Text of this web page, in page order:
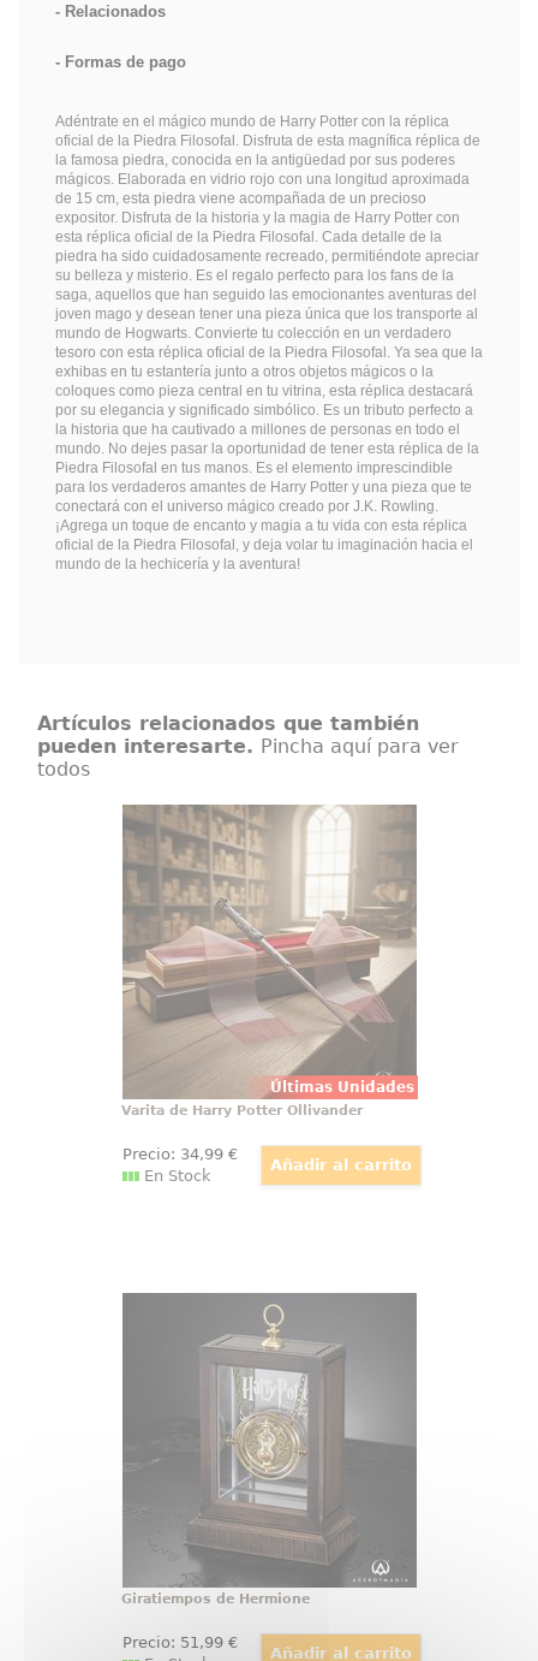
Relacionados
Formas de pago
Adéntrate en el mágico mundo de Harry Potter con la réplica
oficial de la Piedra Filosofal. Disfruta de esta magnífica réplica de
la famosa piedra, conocida en la antigüedad por sus poderes
mágicos. Elaborada en vidrio rojo con una longitud aproximada
de 15 cm, esta piedra viene acompañada de un precioso
expositor. Disfruta de la historia y la magia de Harry Potter con
esta réplica oficial de la Piedra Filosofal. Cada detalle de la
piedra ha sido cuidadosamente recreado, permitiéndote apreciar
su belleza y misterio. Es el regalo perfecto para los fans de la
saga, aquellos que han seguido las emocionantes aventuras del
joven mago y desean tener una pieza única que los transporte al
mundo de Hogwarts. Convierte tu colección en un verdadero
tesoro con esta réplica oficial de la Piedra Filosofal. Ya sea que la
exhibas en tu estantería junto a otros objetos mágicos o la
coloques como pieza central en tu vitrina, esta réplica destacará
por su elegancia y significado simbólico. Es un tributo perfecto a
la historia que ha cautivado a millones de personas en todo el
mundo. No dejes pasar la oportunidad de tener esta réplica de la
Piedra Filosofal en tus manos. Es el elemento imprescindible
para los verdaderos amantes de Harry Potter y una pieza que te
conectará con el universo mágico creado por J.K. Rowling.
¡Agrega un toque de encanto y magia a tu vida con esta réplica
oficial de la Piedra Filosofal, y deja volar tu imaginación hacia el
mundo de la hechicería y la aventura!
Artículos relacionados que también
pueden interesarte. Pincha aquí para ver
todos
Últimas Unidades
Varita de Harry Potter Ollivander
Varita de Harry Potter original con
licencia oficial, diseñada para
convertir cualquier colección en
una pieza con presencia propia
desde el primer vistazo. Esta
réplica de Harry Potter a escala
1:1 reúne acabado cuidado
Varita de Harry Potter Ollivander
Precio: 34,99€
En Stock
Giratiempos de Hermione
¡Adquiere tu propia Réplica Oficial
del Giratiempos (Time-Tuner) de
Hermione! Esta réplica ha sido
realizada con total fidelidad al
giratiempos que aparece en la
película de Harry Potter y el
Prisionero de Azkaban
Giratiempos de Hermione
Precio: 51 ,99€